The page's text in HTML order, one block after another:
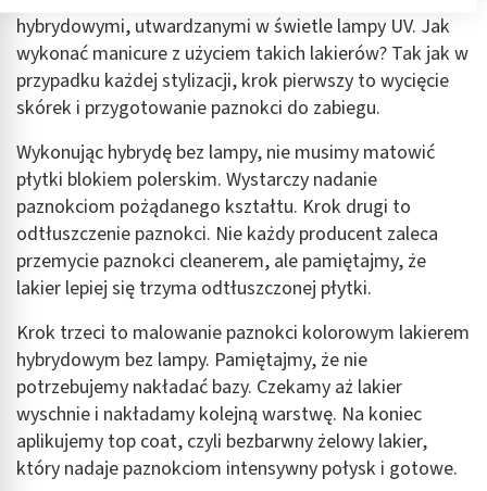
hybrydowymi, utwardzanymi w świetle lampy UV. Jak
wykonać manicure z użyciem takich lakierów? Tak jak w
przypadku każdej stylizacji, krok pierwszy to wycięcie
skórek i przygotowanie paznokci do zabiegu.
Wykonując hybrydę bez lampy, nie musimy matowić
płytki blokiem polerskim. Wystarczy nadanie
paznokciom pożądanego kształtu. Krok drugi to
odtłuszczenie paznokci. Nie każdy producent zaleca
przemycie paznokci cleanerem, ale pamiętajmy, że
lakier lepiej się trzyma odtłuszczonej płytki.
Krok trzeci to malowanie paznokci kolorowym lakierem
hybrydowym bez lampy. Pamiętajmy, że nie
potrzebujemy nakładać bazy. Czekamy aż lakier
wyschnie i nakładamy kolejną warstwę. Na koniec
aplikujemy top coat, czyli bezbarwny żelowy lakier,
który nadaje paznokciom intensywny połysk i gotowe.
Przechowywanie informacji na urządzeniu lub
dostęp do nich
Wykorzystywanie ograniczonych danych do
wyboru reklam
reklam
Wykorzystanie profili do wyboru
spersonalizowanych reklam
Tworzenie profili w celu personalizacji treści
spersonalizowanych treści
Pomiar efektywności reklam
Pomiar efektywności treści
Rozumienie odbiorców dzięki statystyce lub
kombinacji danych z różnych źródeł